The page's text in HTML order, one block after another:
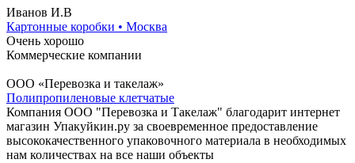
Иванов И.В
Картонные коробки • Москва
Очень хорошо
Коммерческие компании
ООО «Перевозка и такелаж»
Полипропиленовые клетчатые
Компания ООО "Перевозка и Такелаж" благодарит интернет
магазин Упакуйкин.ру за своевременное предоставление
высококачественного упаковочного материала в необходимых
нам количествах на все наши объекты